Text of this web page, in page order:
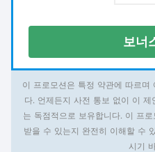
보너
이 프로모션은 특정 약관에 따르며
다. 언제든지 사전 통보 없이 이
는 독점적으로 보유합니다. 이 프
받을 수 있는지 완전히 이해할 수
시기